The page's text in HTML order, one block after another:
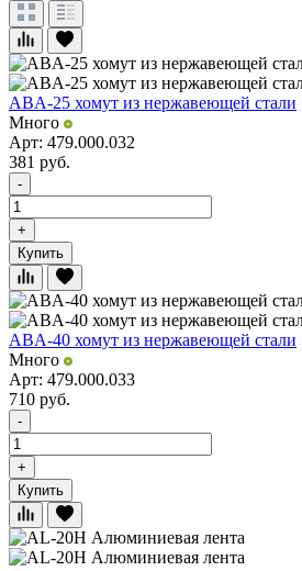
ABA-25 хомут из нержавеющей стали
Много
Арт: 479.000.032
381 руб.
-
+
Купить
ABA-40 хомут из нержавеющей стали
Много
Арт: 479.000.033
710 руб.
-
+
Купить